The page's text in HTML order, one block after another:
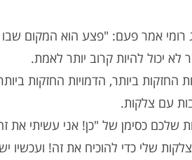
רומי אמר פעם: "פצע הוא המקום שבו
יכול להיות קרוב יותר לאמת.
ביותר, הדמויות החזקות
עם צלקות.
שלכם כסימן של "כן! אני עשיתי את
שלי כדי להוכיח את זה! ועכשיו